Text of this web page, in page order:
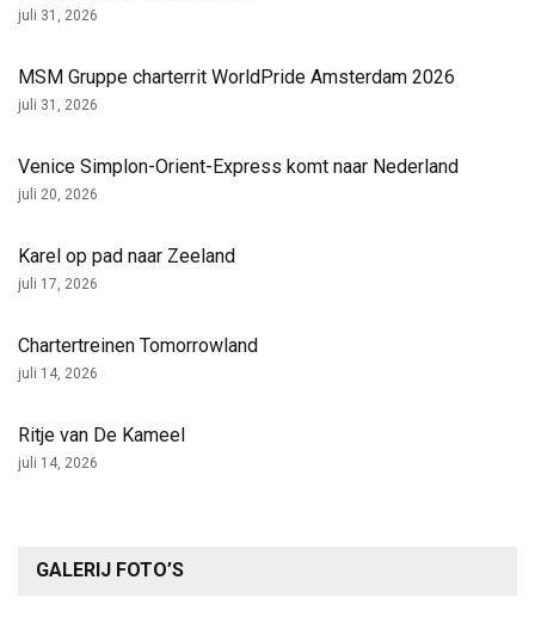
juli 31, 2026
MSM Gruppe charterrit WorldPride Amsterdam 2026
juli 31, 2026
Venice Simplon-Orient-Express komt naar Nederland
juli 20, 2026
Karel op pad naar Zeeland
juli 17, 2026
Chartertreinen Tomorrowland
juli 14, 2026
Ritje van De Kameel
juli 14, 2026
GALERIJ FOTO’S